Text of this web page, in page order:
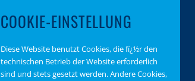
COOKIE-EINSTELLUNG
Diese Website benutzt Cookies, die fï¿½r den
technischen Betrieb der Website erforderlich
sind und stets gesetzt werden. Andere Cookies,